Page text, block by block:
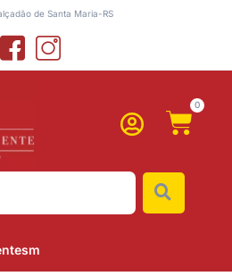
de Santa Maria-RS
0